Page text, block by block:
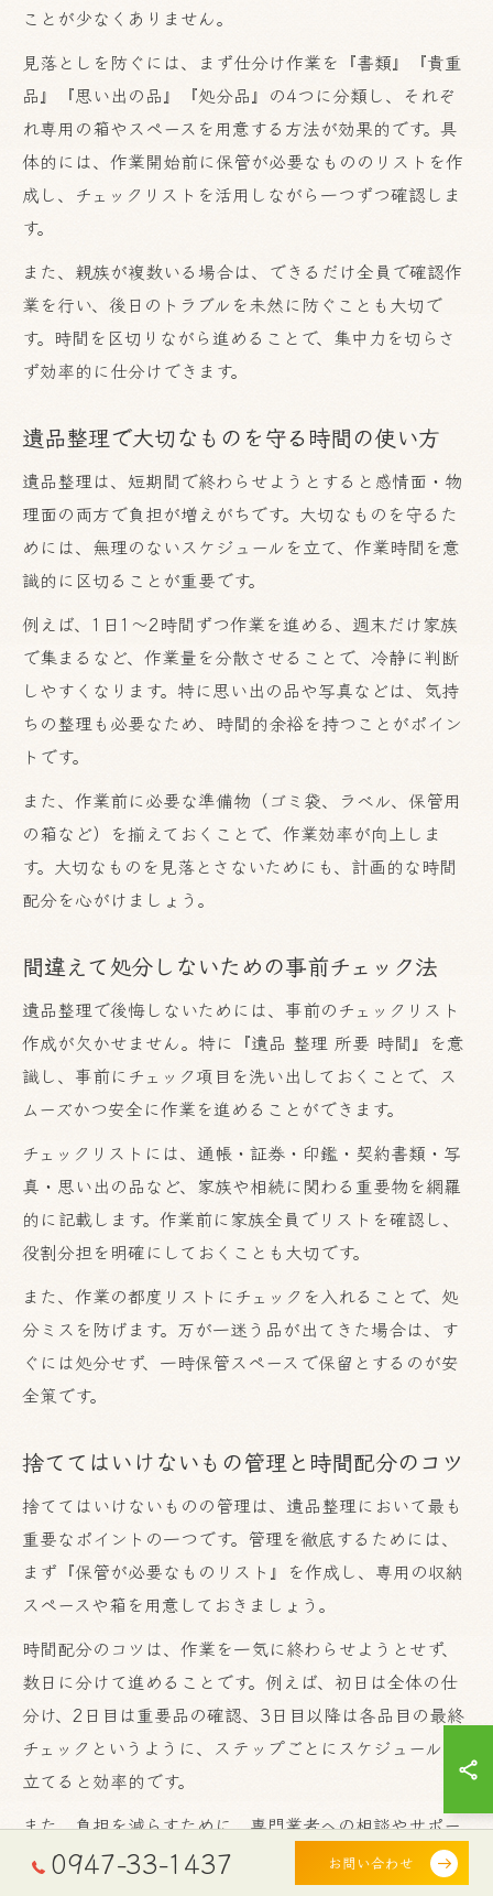
ことが少なくありません。
見落としを防ぐには、まず仕分け作業を『書類』『貴重
品』『思い出の品』『処分品』の4つに分類し、それぞ
れ専用の箱やスペースを用意する方法が効果的です。具
体的には、作業開始前に保管が必要なもののリストを作
成し、チェックリストを活用しながら一つずつ確認しま
す。
また、親族が複数いる場合は、できるだけ全員で確認作
業を行い、後日のトラブルを未然に防ぐことも大切で
す。時間を区切りながら進めることで、集中力を切らさ
ず効率的に仕分けできます。
遺品整理で大切なものを守る時間の使い方
遺品整理は、短期間で終わらせようとすると感情面・物
理面の両方で負担が増えがちです。大切なものを守るた
めには、無理のないスケジュールを立て、作業時間を意
識的に区切ることが重要です。
例えば、1日1～2時間ずつ作業を進める、週末だけ家族
で集まるなど、作業量を分散させることで、冷静に判断
しやすくなります。特に思い出の品や写真などは、気持
ちの整理も必要なため、時間的余裕を持つことがポイン
トです。
また、作業前に必要な準備物（ゴミ袋、ラベル、保管用
の箱など）を揃えておくことで、作業効率が向上しま
す。大切なものを見落とさないためにも、計画的な時間
配分を心がけましょう。
間違えて処分しないための事前チェック法
遺品整理で後悔しないためには、事前のチェックリスト
作成が欠かせません。特に『遺品 整理 所要 時間』を意
識し、事前にチェック項目を洗い出しておくことで、ス
ムーズかつ安全に作業を進めることができます。
チェックリストには、通帳・証券・印鑑・契約書類・写
真・思い出の品など、家族や相続に関わる重要物を網羅
的に記載します。作業前に家族全員でリストを確認し、
役割分担を明確にしておくことも大切です。
また、作業の都度リストにチェックを入れることで、処
分ミスを防げます。万が一迷う品が出てきた場合は、す
ぐには処分せず、一時保管スペースで保留とするのが安
全策です。
捨ててはいけないもの管理と時間配分のコツ
捨ててはいけないものの管理は、遺品整理において最も
重要なポイントの一つです。管理を徹底するためには、
まず『保管が必要なものリスト』を作成し、専用の収納
スペースや箱を用意しておきましょう。
時間配分のコツは、作業を一気に終わらせようとせず、
数日に分けて進めることです。例えば、初日は全体の仕
分け、2日目は重要品の確認、3日目以降は各品目の最終
チェックというように、ステップごとにスケジュールを
立てると効率的です。
また、負担を減らすために、専門業者への相談やサポー
トサービスの活用も選択肢となります。作業時間や心理
的な負担を軽減しながら、確実に大切なものを守るため
0947-33-1437 お問い合わせ